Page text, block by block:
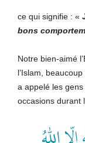
ce qui signifie : «
bons
Notre bien-aimé
l’Islam,
a appelé les
occasions durant